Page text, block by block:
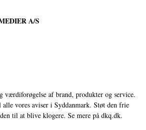
A/S
værdiforøgelse af brand, produkter og service.
vores aviser i Syddanmark. Støt den frie
til at blive klogere. Se mere på dkq.dk.